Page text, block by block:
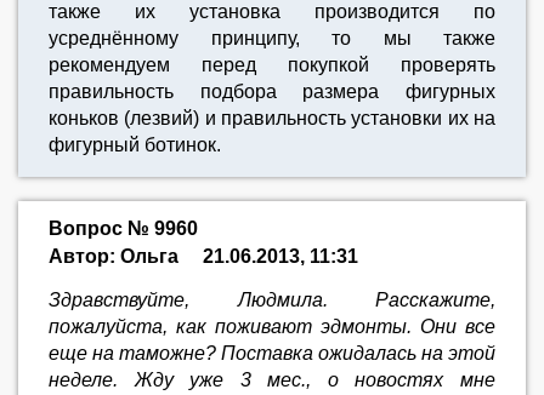
также их установка производится по
усреднённому принципу, то мы также
рекомендуем перед покупкой проверять
правильность подбора размера фигурных
коньков (лезвий) и правильность установки их на
фигурный ботинок.
Вопрос № 9960
Автор: Ольга
21.06.2013, 11:31
Здравствуйте, Людмила. Расскажите,
пожалуйста, как поживают эдмонты. Они все
еще на таможне? Поставка ожидалась на этой
неделе. Жду уже 3 мес., о новостях мне